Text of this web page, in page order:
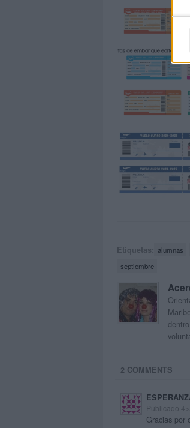
Etiquetas: alumnas
septiembre
2 COMMENTS
Publicado 4
Gracias por